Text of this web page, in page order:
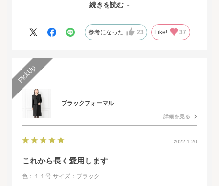
その旨をお伝えさせていただきたいと思いました。とても素敵な
人生最高の幸せな日に華を添えていただき、心より感謝申し上げ
続きを読む
参考になった 23 Like! 37
ブラックフォーマル
詳細を見る
2022.1.20
これから長く愛用します
色：１１号 サイズ：ブラック